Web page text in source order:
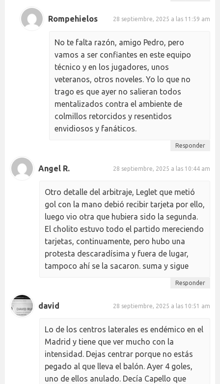
Rompehielos 28 septiembre, 2025 a las 11:59 am
No te falta razón, amigo Pedro, pero
vamos a ser confiantes en este equipo
técnico y en los jugadores, unos
veteranos, otros noveles. Yo lo que no
trago es que ayer no salieran todos
mentalizados contra el ambiente de
colmillos retorcidos y resentidos
envidiosos y fanáticos.
Responder
Angel R. 28 septiembre, 2025 a las 10:44 am
Otro detalle del arbitraje, Leglet que metió
gol con la mano debió recibir tarjeta por ello,
luego vio otra que hubiera sido la segunda.
El cholito estuvo todo el partido mereciendo
tarjetas, continuamente, pero hubo una
protesta descaradísima y fuera de lugar,
tampoco ahí se la sacaron. suma y sigue
Responder
david 28 septiembre, 2025 a las 10:51 am
Lo de los centros laterales es endémico en el
Madrid y tiene que ver mucho con la
intensidad. Dejas centrar porque no estás
pegado al que lleva el balón. Ayer 4 goles,
uno de ellos anulado. Decía Capello que